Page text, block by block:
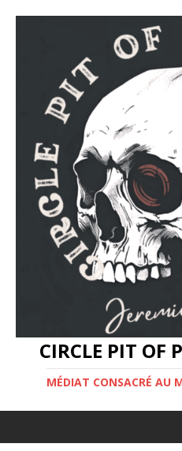
CIRCLE PIT OF
MÉDIAT CONSACRÉ AU